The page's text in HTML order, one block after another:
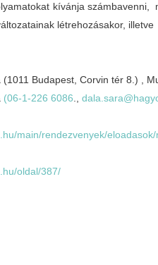
kívánja
létrehozásakor,
Budapest, Corvin tér 8.) ,
(06-1-226 6086
main/rendezvenyek/eloadasok/
oldal/387/